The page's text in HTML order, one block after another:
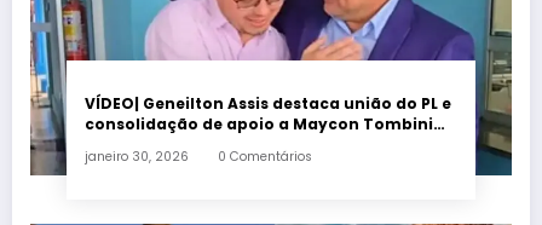
VÍDEO| Geneilton Assis destaca união do PL e
consolidação de apoio a Maycon Tombini
janeiro 30, 2026 0 Comentários